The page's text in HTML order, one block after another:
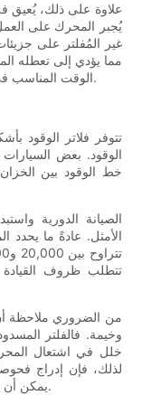
علاوة على ذلك، يُعيق
يُجبر المحرك على
غير المُفلتر على
مما يؤدي إلى تعطله
الوقت المناسب في إطالة عمر المحرك وتقليل تكاليف الإصلاحات.
تتوفر فلاتر الوقود
الوقود. بعض
خط الوقود بين
الصيانة الدورية
الأمثل. عادةً ما يحدد
تتطلب ظروف القيادة
من الضروري ملاحظة
وخيمة. فالفلتر
خلل في اشتعال
لذلك، فإن إدراج
يمكن أن يمنع هذه المشاكل ويضمن قيادة سلسة ومريحة.